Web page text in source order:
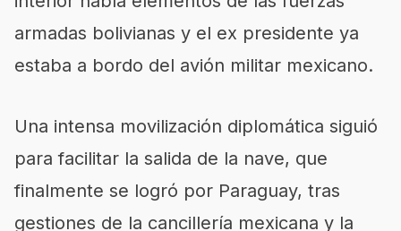
armadas bolivianas y el ex presidente ya
estaba a bordo del avión militar mexicano.
Una intensa movilización diplomática siguió
para facilitar la salida de la nave, que
finalmente se logró por Paraguay, tras
gestiones de la cancillería mexicana y la